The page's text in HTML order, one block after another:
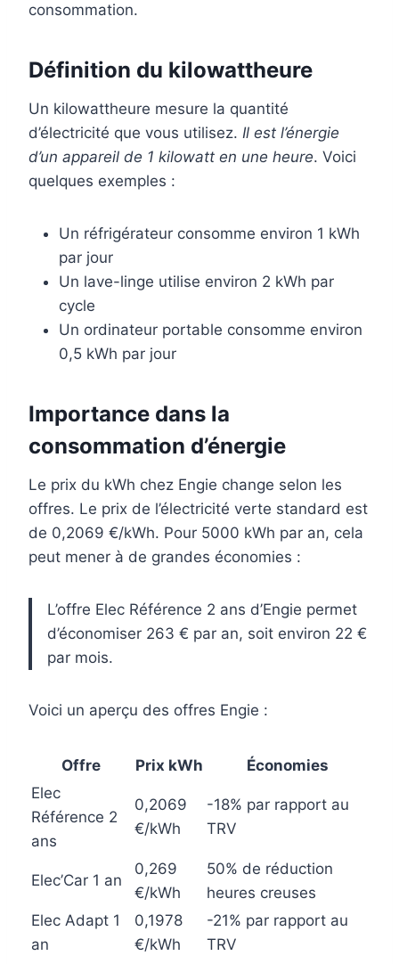
consommation.
Définition du kilowattheure
Un kilowattheure mesure la quantité
d’électricité que vous utilisez. Il est l’énergie
d’un appareil de 1 kilowatt en une heure. Voici
quelques exemples :
Un réfrigérateur consomme environ 1 kWh
par jour
Un lave-linge utilise environ 2 kWh par
cycle
Un ordinateur portable consomme environ
0,5 kWh par jour
Importance dans la
consommation d’énergie
Le prix du kWh chez Engie change selon les
offres. Le prix de l’électricité verte standard est
de 0,2069 €/kWh. Pour 5000 kWh par an, cela
peut mener à de grandes économies :
L’offre Elec Référence 2 ans d’Engie permet
d’économiser 263 € par an, soit environ 22 €
par mois.
Voici un aperçu des offres Engie :
Offre Prix kWh
Économies
Elec
Référence 2
ans
0,2069
€/kWh
-18% par rapport au
TRV
Elec’Car 1 an
0,269
€/kWh
50% de réduction
heures creuses
Elec Adapt 1
an
0,1978
€/kWh
-21% par rapport au
TRV